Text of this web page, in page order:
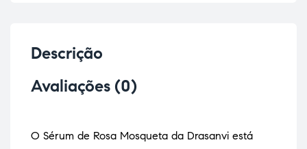
Descrição
Avaliações (0)
O Sérum de Rosa Mosqueta da Drasanvi está